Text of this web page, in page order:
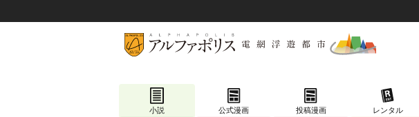
小説 公式漫画 投稿漫画 レンタル